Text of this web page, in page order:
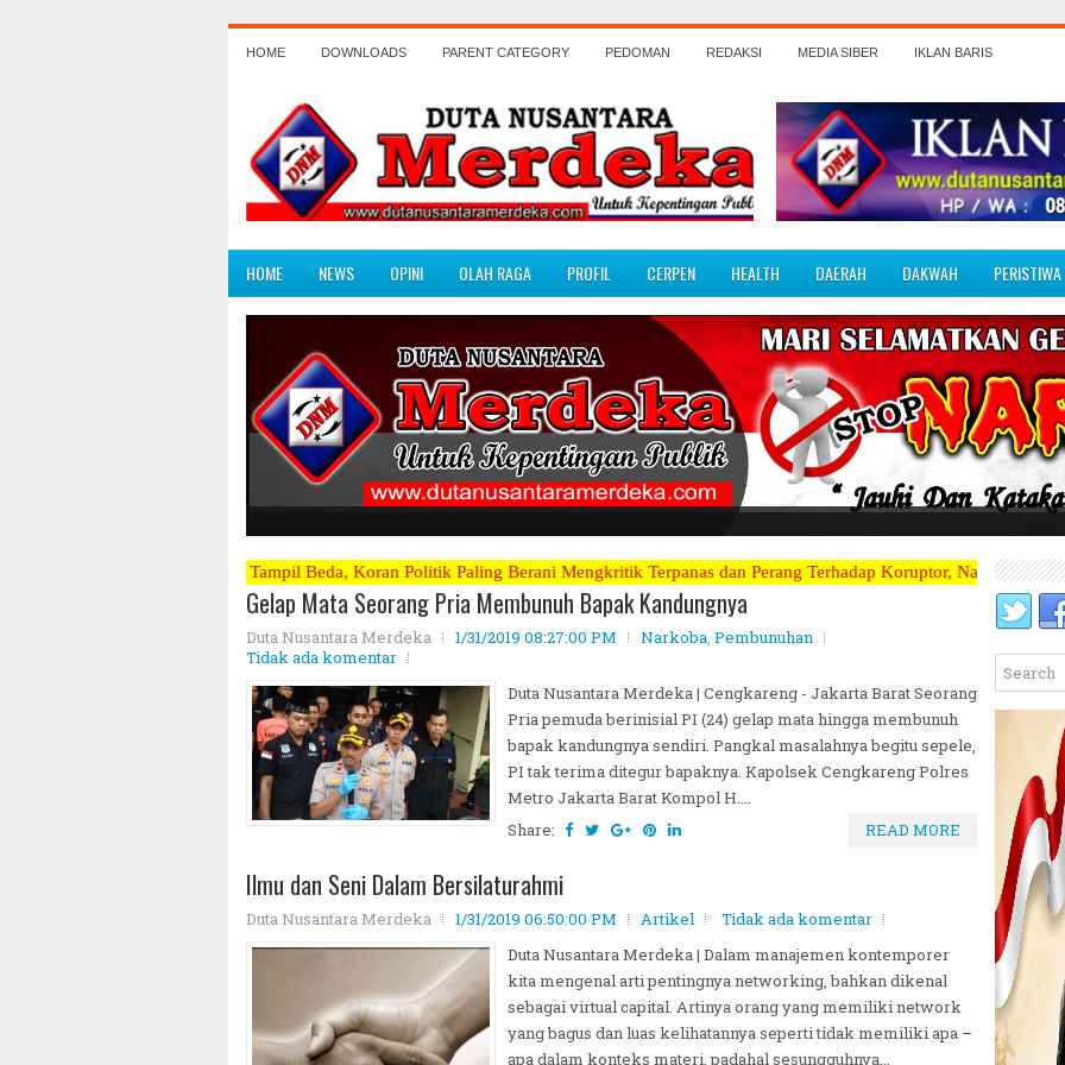
HOME DOWNLOADS PARENT CATEGORY PEDOMAN REDAKSI MEDIA SIBER IKLAN BARIS
HOME NEWS OPINI OLAH RAGA PROFIL CERPEN HEALTH DAERAH DAKWAH PERISTIWA
- Satunya Tampil Beda, Koran Politik Paling Berani Mengkritik Terpanas dan Perang Terhadap Koruptor, Narkoba, Teroris Musuh Rakyat
Gelap Mata Seorang Pria Membunuh Bapak Kandungnya
Duta Nusantara Merdeka 1/31/2019 08:27:00 PM Narkoba, Pembunuhan
Tidak ada komentar
Duta Nusantara Merdeka | Cengkareng - Jakarta Barat Seorang
Pria pemuda berinisial PI (24) gelap mata hingga membunuh
bapak kandungnya sendiri. Pangkal masalahnya begitu sepele,
PI tak terima ditegur bapaknya. Kapolsek Cengkareng Polres
Metro Jakarta Barat Kompol H....
Share:
READ MORE
Ilmu dan Seni Dalam Bersilaturahmi
Duta Nusantara Merdeka 1/31/2019 06:50:00 PM Artikel
Tidak ada komentar
Duta Nusantara Merdeka | Dalam manajemen kontemporer
kita mengenal arti pentingnya networking, bahkan dikenal
sebagai virtual capital. Artinya orang yang memiliki network
yang bagus dan luas kelihatannya seperti tidak memiliki apa –
apa dalam konteks materi, padahal sesungguhnya...